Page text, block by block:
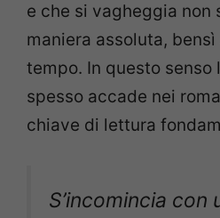
e che si vagheggia non
maniera assoluta,
tempo. In questo senso
spesso accade nei
chiave di lettura
S’incomincia con